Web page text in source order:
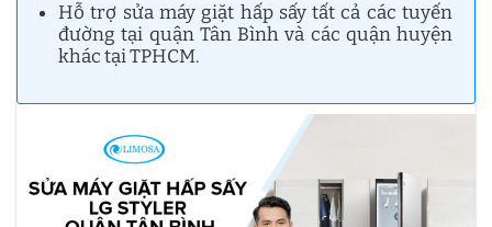
Hỗ trợ sửa máy giặt hấp sấy tất cả các tuyến
đường tại quận Tân Bình và các quận huyện
khác tại TPHCM.